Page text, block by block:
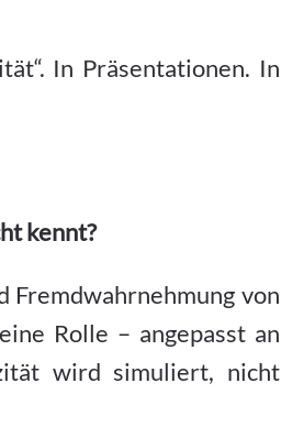
In Präsentationen. In
kennt?
Fremdwahrnehmung von
Rolle – angepasst an
wird simuliert, nicht